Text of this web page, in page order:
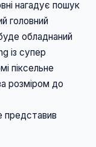
головний
обладнаний
із супер
піксельне
розміром до
представив